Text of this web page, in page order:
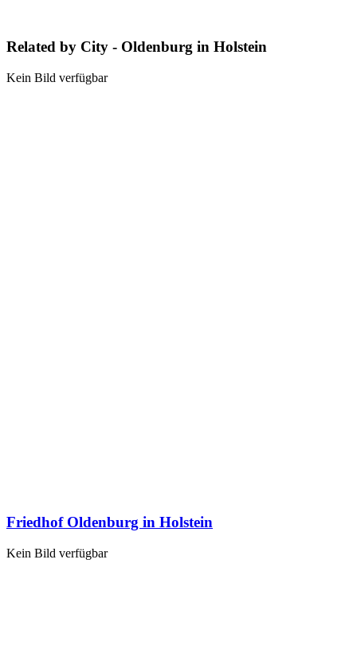
Related by City - Oldenburg in Holstein
Kein Bild verfügbar
Friedhof Oldenburg in Holstein
Kein Bild verfügbar